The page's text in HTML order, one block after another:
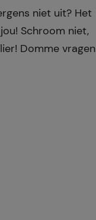
niet uit? Het
Schroom niet,
Domme vragen